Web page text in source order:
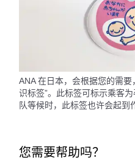
ANA 在日本，会根据您的需
识标签”。此标签可标示乘客
队等候时，此标签也许会起到
您需要帮助吗？